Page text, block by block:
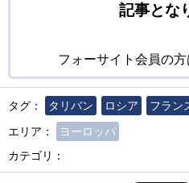
記事とな
フォーサイト会員の方
タグ： タリバン ロシア
フラン
エリア：
ヨーロッパ
カテゴリ：